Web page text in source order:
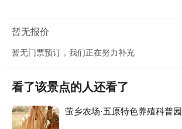
暂无报价
暂无门票预订，我们正在努力补充
看了该景点的人还看了
萤乡农场·五原特色养殖科普园